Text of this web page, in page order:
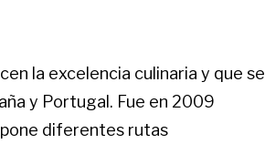
la excelencia culinaria y que se
y Portugal. Fue en 2009
diferentes rutas